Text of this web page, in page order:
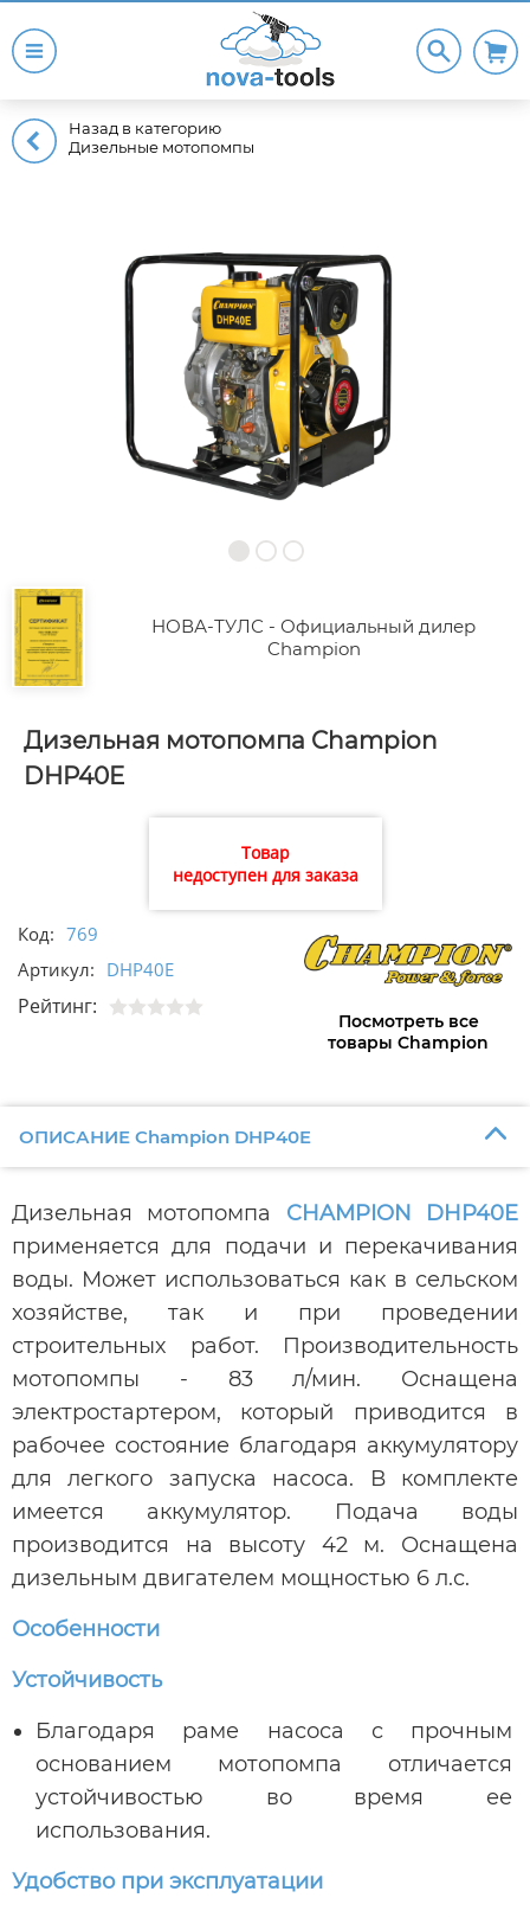
Назад в категорию
Дизельные мотопомпы
НОВА-ТУЛС - Официальный дилер
Champion
Дизельная мотопомпа Champion
DHP40E
Товар
недоступен для заказа
Код: 769
Артикул: DHP40E
Рейтинг:
Посмотреть все
товары Champion
ОПИСАНИЕ Champion DHP40E
Дизельная мотопомпа CHAMPION DHP40E
применяется для подачи и перекачивания
воды. Может использоваться как в сельском
хозяйстве, так и при проведении
строительных работ. Производительность
мотопомпы - 83 л/мин. Оснащена
электростартером, который приводится в
рабочее состояние благодаря аккумулятору
для легкого запуска насоса. В комплекте
имеется аккумулятор. Подача воды
производится на высоту 42 м. Оснащена
дизельным двигателем мощностью 6 л.с.
Особенности
Устойчивость
Благодаря раме насоса с прочным
основанием мотопомпа отличается
устойчивостью во время ее
использования.
Удобство при эксплуатации